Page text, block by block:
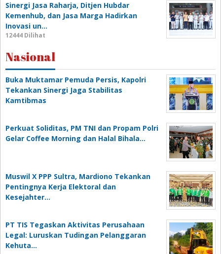
Sinergi Jasa Raharja, Ditjen Hubdar
Kemenhub, dan Jasa Marga Hadirkan
Inovasi un…
12444 Dilihat
Nasional
Buka Muktamar Pemuda Persis, Kapolri
Tekankan Sinergi Jaga Stabilitas
Kamtibmas
Perkuat Soliditas, PM TNI dan Propam Polri
Gelar Coffee Morning dan Halal Bihala…
Muswil X PPP Sultra, Mardiono Tekankan
Pentingnya Kerja Elektoral dan
Kesejahter…
PT TIS Tegaskan Aktivitas Perusahaan
Legal: Luruskan Tudingan Pelanggaran
Kehuta…